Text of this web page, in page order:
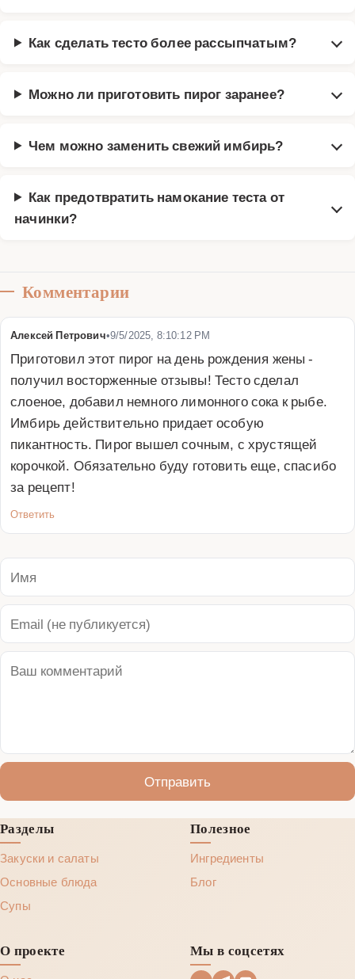
Как сделать тесто более рассыпчатым?
Можно ли приготовить пирог заранее?
Чем можно заменить свежий имбирь?
Как предотвратить намокание теста от
начинки?
Комментарии
Алексей Петрович•9/5/2025, 8:10:12 PM
Приготовил этот пирог на день рождения жены -
получил восторженные отзывы! Тесто сделал
слоеное, добавил немного лимонного сока к рыбе.
Имбирь действительно придает особую
пикантность. Пирог вышел сочным, с хрустящей
корочкой. Обязательно буду готовить еще, спасибо
за рецепт!
Ответить
Отправить
Разделы
Закуски и салаты
Основные блюда
Супы
Полезное
Ингредиенты
Блог
О проекте
Мы в соцсетях